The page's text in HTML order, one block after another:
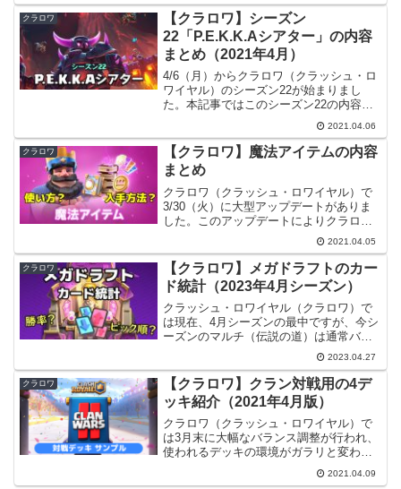
ガー」の登場の前後を比較する上で重要
なので、遅くな...
クラロワ
【クラロワ】シーズン
22「P.E.K.K.Aシアター」の内容
まとめ（2021年4月）
4/6（月）からクラロワ（クラッシュ・ロ
ワイヤル）のシーズン22が始まりまし
た。本記事ではこのシーズン22の内容に
ついてまとめてみたいと思います。情報
源シーズン22については下記の動画や記
事などを参考にしました。⇒ クラッシ
ュ・ロワイヤル ...
2021.04.06
クラロワ
【クラロワ】魔法アイテムの内容
まとめ
クラロワ（クラッシュ・ロワイヤル）で
3/30（火）に大型アップデートがありま
した。このアップデートによりクラロワ
に魔法アイテムというものが追加されま
した。全く新しい機能なので、本記事で
詳しく見ていこうと思います。情報源⇒
新アップデート！魔...
2021.04.05
クラロワ
【クラロワ】メガドラフトのカー
ド統計（2023年4月シーズン）
クラッシュ・ロワイヤル（クラロワ）で
は現在、4月シーズンの最中ですが、今シ
ーズンのマルチ（伝説の道）は通常バト
ルではなくメガドラフトになっていま
す。毎月、強いカードやデッキの統計を
取る記事を書いていますが、今月はメガ
ドラフトについてカードの...
2023.04.27
クラロワ
【クラロワ】クラン対戦用の4デ
ッキ紹介（2021年4月版）
クラロワ（クラッシュ・ロワイヤル）で
は3月末に大幅なバランス調整が行われ、
使われるデッキの環境がガラリと変わり
ました。クラン対戦ではカードのカブら
ない4つのデッキを使う必要があります
2021.04.09